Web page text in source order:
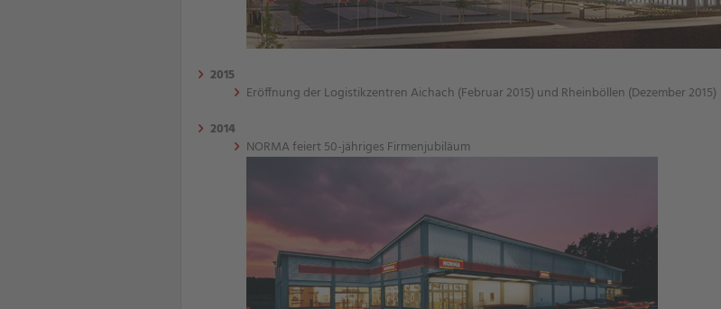
2015
Eröffnung der Logistikzentren Aichach (Februar 2015) und Rheinböllen (Dezember 2015)
2014
NORMA feiert 50-jähriges Firmenjubiläum